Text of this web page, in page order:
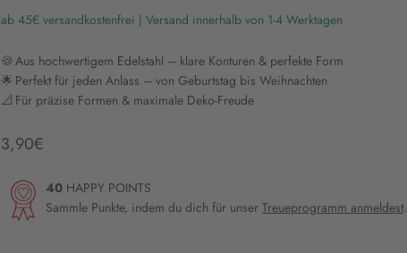
ab 45€ versandkostenfrei | Versand innerhalb von 1-4 Werktagen
🍪 Aus hochwertigem Edelstahl – klare Konturen & perfekte Form
🌟 Perfekt für jeden Anlass – von Geburtstag bis Weihnachten
📐 Für präzise Formen & maximale Deko-Freude
Angebot
3,90€
40 HAPPY POINTS
Sammle Punkte, indem du dich für unser Treueprogramm anmeldest.